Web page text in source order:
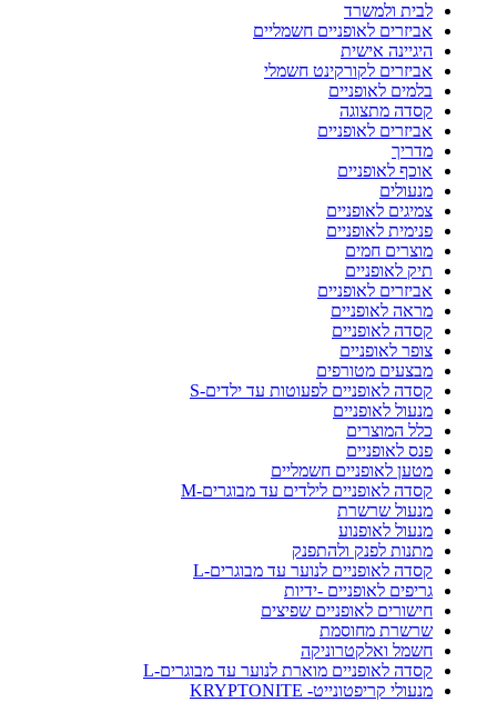
לבית ולמשרד
אביזרים לאופניים חשמליים
היגיינה אישית
אביזרים לקורקינט חשמלי
בלמים לאופניים
קסדה מתצוגה
אביזרים לאופניים
מדריך
אוכף לאופניים
מנעולים
צמיגים לאופניים
פנימית לאופניים
מוצרים חמים
תיק לאופניים
אביזרים לאופניים
מראה לאופניים
קסדה לאופניים
צופר לאופניים
מבצעים מטורפים
קסדה לאופניים לפעוטות עד ילדים-S
מנעול לאופניים
כלל המוצרים
פנס לאופניים
מטען לאופניים חשמליים
קסדה לאופניים לילדים עד מבוגרים-M
מנעול שרשרת
מנעול לאופנוע
מתנות לפנק ולהתפנק
קסדה לאופניים לנוער עד מבוגרים-L
גריפים לאופניים -ידיות
חישורים לאופניים שפיצים
שרשרת מחוסמת
חשמל ואלקטרוניקה
קסדה לאופניים מוארת לנוער עד מבוגרים-L
מנעולי קריפטונייט- KRYPTONITE